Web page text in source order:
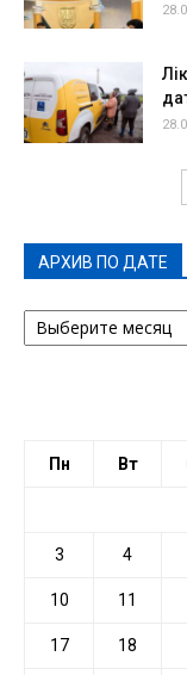
АРХИВ ПО ДАТЕ
АРХИВ
ПО
Пн Вт
3 4
10 11
17 18